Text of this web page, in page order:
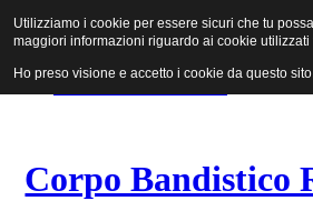
Vai al contenuto
Vai alla navigazione principale
Vai alla prima colonna
Corpo Bandistico
Utilizziamo i cookie per essere sicuri che tu
maggiori informazioni riguardo ai cookie
Ho preso visione e accetto i cookie da questo